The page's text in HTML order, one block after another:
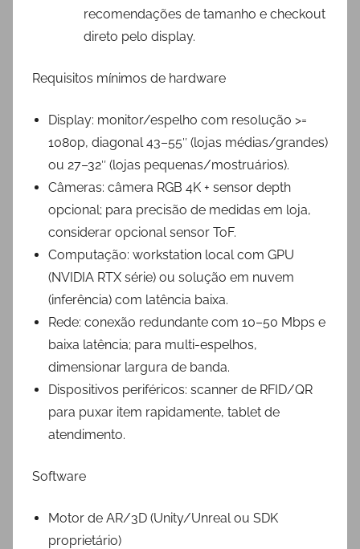
recomendações de tamanho e checkout
direto pelo display.
Requisitos mínimos de hardware
Display: monitor/espelho com resolução >=
1080p, diagonal 43–55″ (lojas médias/grandes)
ou 27–32″ (lojas pequenas/mostruários).
Câmeras: câmera RGB 4K + sensor depth
opcional; para precisão de medidas em loja,
considerar opcional sensor ToF.
Computação: workstation local com GPU
(NVIDIA RTX série) ou solução em nuvem
(inferência) com latência baixa.
Rede: conexão redundante com 10–50 Mbps e
baixa latência; para multi-espelhos,
dimensionar largura de banda.
Dispositivos periféricos: scanner de RFID/QR
para puxar item rapidamente, tablet de
atendimento.
Software
Motor de AR/3D (Unity/Unreal ou SDK
proprietário)